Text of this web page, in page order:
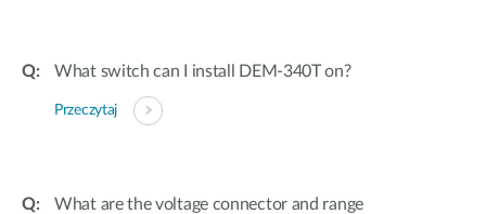
What switch can I install DEM-340T on?
Przeczytaj
What are the voltage connector and range